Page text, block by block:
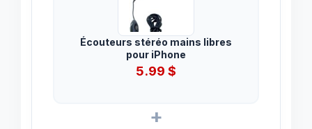
Écouteurs stéréo mains libres
pour iPhone
5.99 $
+